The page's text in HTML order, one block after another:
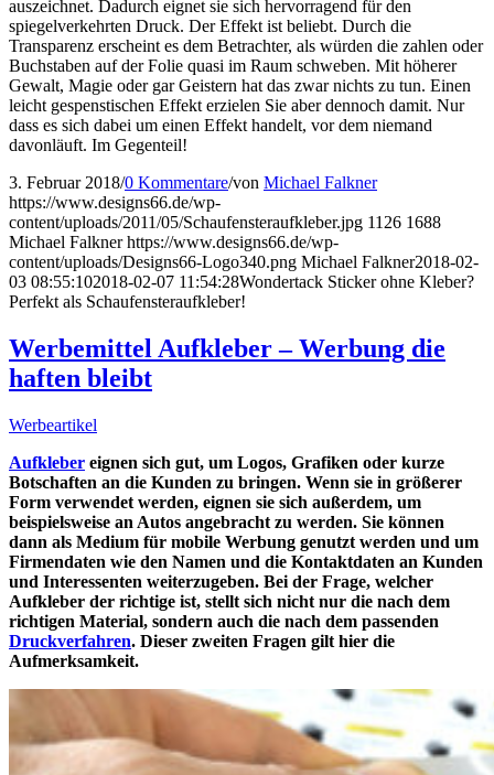
auszeichnet. Dadurch eignet sie sich hervorragend für den
spiegelverkehrten Druck. Der Effekt ist beliebt. Durch die
Transparenz erscheint es dem Betrachter, als würden die zahlen oder
Buchstaben auf der Folie quasi im Raum schweben. Mit höherer
Gewalt, Magie oder gar Geistern hat das zwar nichts zu tun. Einen
leicht gespenstischen Effekt erzielen Sie aber dennoch damit. Nur
dass es sich dabei um einen Effekt handelt, vor dem niemand
davonläuft. Im Gegenteil!
3. Februar 2018/0 Kommentare/von Michael Falkner
https://www.designs66.de/wp-
content/uploads/2011/05/Schaufensteraufkleber.jpg 1126 1688
Michael Falkner https://www.designs66.de/wp-
content/uploads/Designs66-Logo340.png Michael Falkner2018-02-
03 08:55:102018-02-07 11:54:28Wondertack Sticker ohne Kleber?
Perfekt als Schaufensteraufkleber!
Werbemittel Aufkleber – Werbung die
haften bleibt
Werbeartikel
Aufkleber eignen sich gut, um Logos, Grafiken oder kurze
Botschaften an die Kunden zu bringen. Wenn sie in größerer
Form verwendet werden, eignen sie sich außerdem, um
beispielsweise an Autos angebracht zu werden. Sie können
dann als Medium für mobile Werbung genutzt werden und um
Firmendaten wie den Namen und die Kontaktdaten an Kunden
und Interessenten weiterzugeben. Bei der Frage, welcher
Aufkleber der richtige ist, stellt sich nicht nur die nach dem
richtigen Material, sondern auch die nach dem passenden
Druckverfahren. Dieser zweiten Fragen gilt hier die
Aufmerksamkeit.